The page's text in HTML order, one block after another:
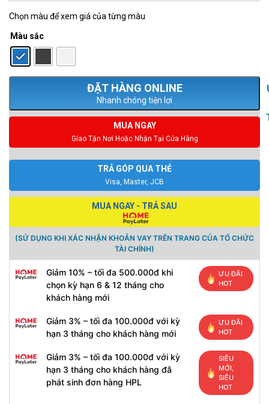
Chọn màu để xem giá của từng màu
Màu sắc
Nhanh chóng tiện lợi
MUA NGAY
Giao Tận Nơi Hoặc Nhận Tại Cửa Hàng
TRẢ GÓP QUA THẺ
Visa, Master, JCB
MUA NGAY - TRẢ SAU
(SỬ DỤNG KHI XÁC NHẬN KHOẢN VAY TRÊN TRANG CỦA TỔ CHỨC
TÀI CHÍNH)
Giảm 10% – tối đa 500.000đ khi
chọn kỳ hạn 6 & 12 tháng cho
khách hàng mới
ƯU ĐÃI
HOT
Giảm 3% – tối đa 100.000đ với kỳ
hạn 3 tháng cho khách hàng mới
ƯU ĐÃI
HOT
Giảm 3% – tối đa 100.000đ với kỳ
hạn 3 tháng cho khách hàng đã
phát sinh đơn hàng HPL
SIÊU
MỚI,
SIÊU
HOT